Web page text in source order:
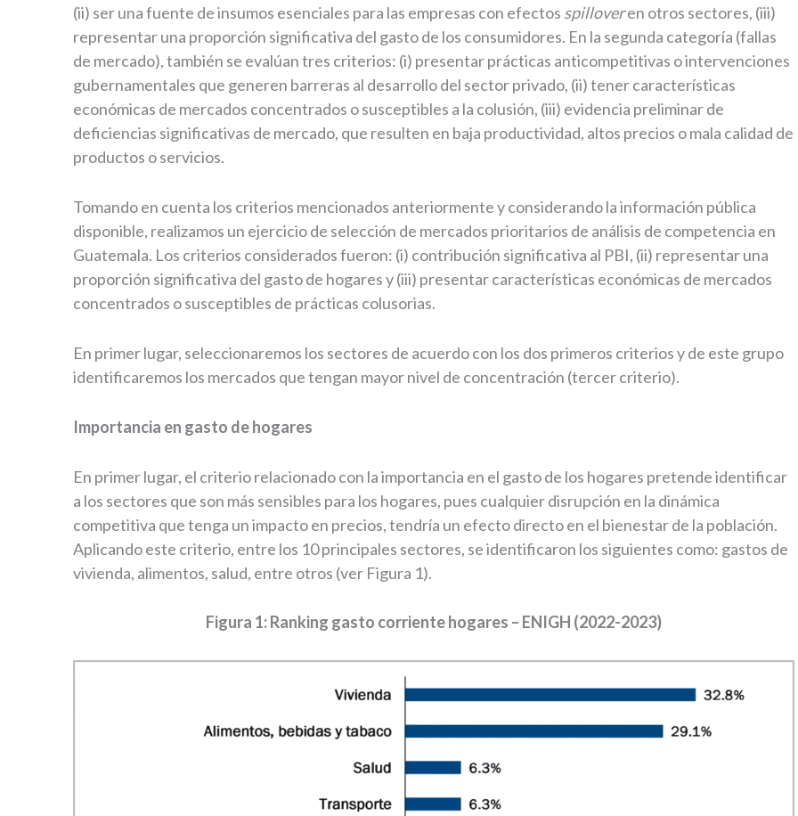
(ii) ser una fuente de insumos esenciales para las empresas con efectos spilloveren otros sectores, (iii)
representar una proporción significativa del gasto de los consumidores. En la segunda categoría (fallas
de mercado), también se evalúan tres criterios: (i) presentar prácticas anticompetitivas o intervenciones
gubernamentales que generen barreras al desarrollo del sector privado, (ii) tener características
económicas de mercados concentrados o susceptibles a la colusión, (iii) evidencia preliminar de
deficiencias significativas de mercado, que resulten en baja productividad, altos precios o mala calidad de
productos o servicios.
Tomando en cuenta los criterios mencionados anteriormente y considerando la información pública
disponible, realizamos un ejercicio de selección de mercados prioritarios de análisis de competencia en
Guatemala. Los criterios considerados fueron: (i) contribución significativa al PBI, (ii) representar una
proporción significativa del gasto de hogares y (iii) presentar características económicas de mercados
concentrados o susceptibles de prácticas colusorias.
En primer lugar, seleccionaremos los sectores de acuerdo con los dos primeros criterios y de este grupo
identificaremos los mercados que tengan mayor nivel de concentración (tercer criterio).
Importancia en gasto de hogares
En primer lugar, el criterio relacionado con la importancia en el gasto de los hogares pretende identificar
a los sectores que son más sensibles para los hogares, pues cualquier disrupción en la dinámica
competitiva que tenga un impacto en precios, tendría un efecto directo en el bienestar de la población.
Aplicando este criterio, entre los 10 principales sectores, se identificaron los siguientes como: gastos de
vivienda, alimentos, salud, entre otros (ver Figura 1).
Figura 1: Ranking gasto corriente hogares – ENIGH (2022-2023)